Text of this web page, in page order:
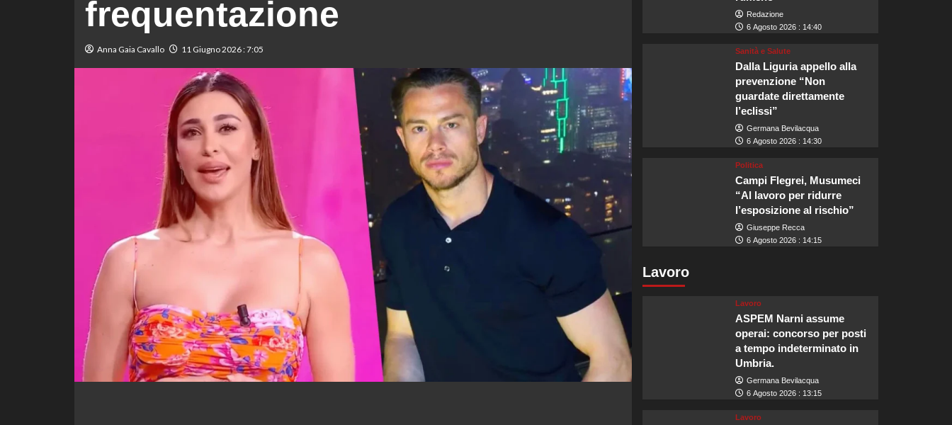
frequentazione
Anna Gaia Cavallo 11 Giugno 2026 : 7:05
Redazione
6 Agosto 2026 : 14:40
Sanità e Salute
Dalla Liguria appello alla
prevenzione “Non
guardate direttamente
l’eclissi”
Germana Bevilacqua
6 Agosto 2026 : 14:30
Politica
Campi Flegrei, Musumeci
“Al lavoro per ridurre
l’esposizione al rischio”
Giuseppe Recca
6 Agosto 2026 : 14:15
Lavoro
Lavoro
ASPEM Narni assume
operai: concorso per posti
a tempo indeterminato in
Umbria.
Germana Bevilacqua
6 Agosto 2026 : 13:15
Lavoro